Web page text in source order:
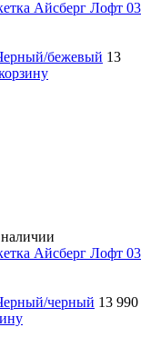
бежевый 13
черный 13 990